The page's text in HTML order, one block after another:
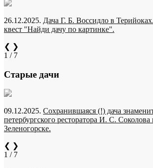
26.12.2025. Дача Г. Б. Воссидло в
квест "Найди дачу по картинке".
❮ ❯
1 / 7
Старые дачи
09.12.2025. Сохранившаяся (!) дача
петербургского ресторатора И. С.
Зеленогорске.
❮ ❯
1 / 7